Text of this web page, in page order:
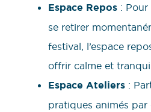
Espace Repos :
se retirer
festival, l’espace
offrir calme et
Espace Ateliers :
pratiques animés